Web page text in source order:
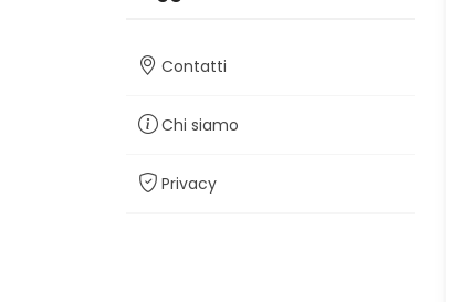
Contatti
Chi siamo
Privacy